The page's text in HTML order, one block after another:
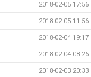
2018-02-05 17:56
2018-02-05 11:56
2018-02-04 19:17
2018-02-04 08:26
2018-02-03 20:33